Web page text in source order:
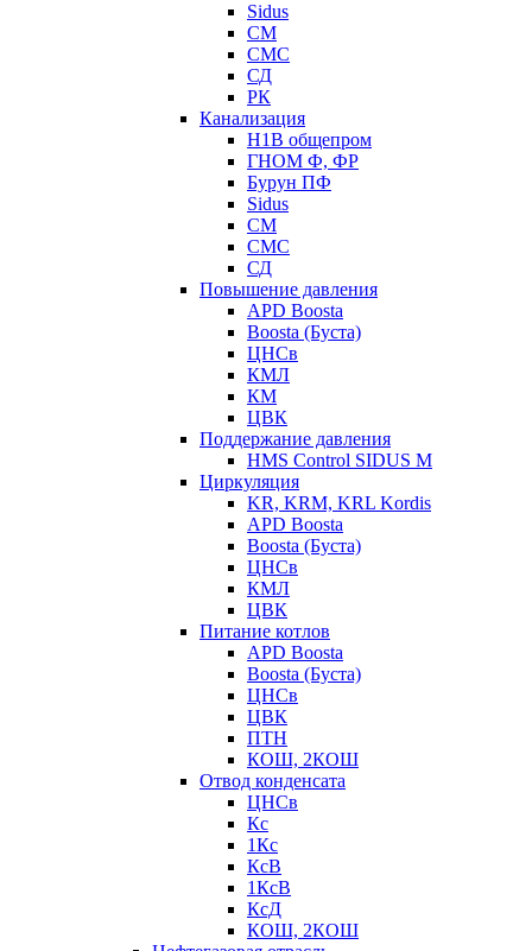
Sidus
СМ
СМС
СД
РК
Канализация
Н1В общепром
ГНОМ Ф, ФР
Бурун ПФ
Sidus
СМ
СМС
СД
Повышение давления
APD Boosta
Boosta (Буста)
ЦНСв
КМЛ
КМ
ЦВК
Поддержание давления
HMS Control SIDUS M
Циркуляция
KR, KRM, KRL Kordis
APD Boosta
Boosta (Буста)
ЦНСв
КМЛ
ЦВК
Питание котлов
APD Boosta
Boosta (Буста)
ЦНСв
ЦВК
ПТН
КОШ, 2КОШ
Отвод конденсата
ЦНСв
Кс
1Кс
КсВ
1КсВ
КсД
КОШ, 2КОШ